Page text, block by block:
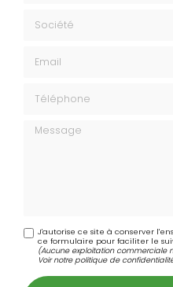
Message
J'autorise ce site à conserver
ce formulaire pour faciliter le
(Aucune exploitation commerciale
Voir notrepolitique de